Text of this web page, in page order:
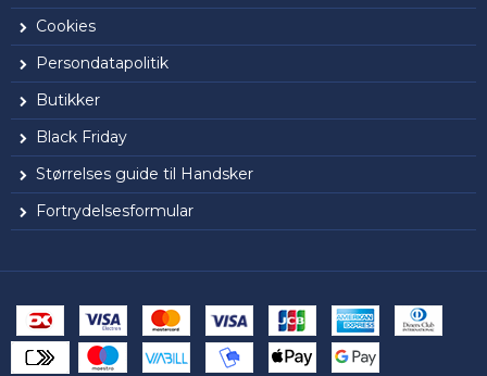
Cookies
Persondatapolitik
Butikker
Black Friday
Størrelses guide til Handsker
Fortrydelsesformular